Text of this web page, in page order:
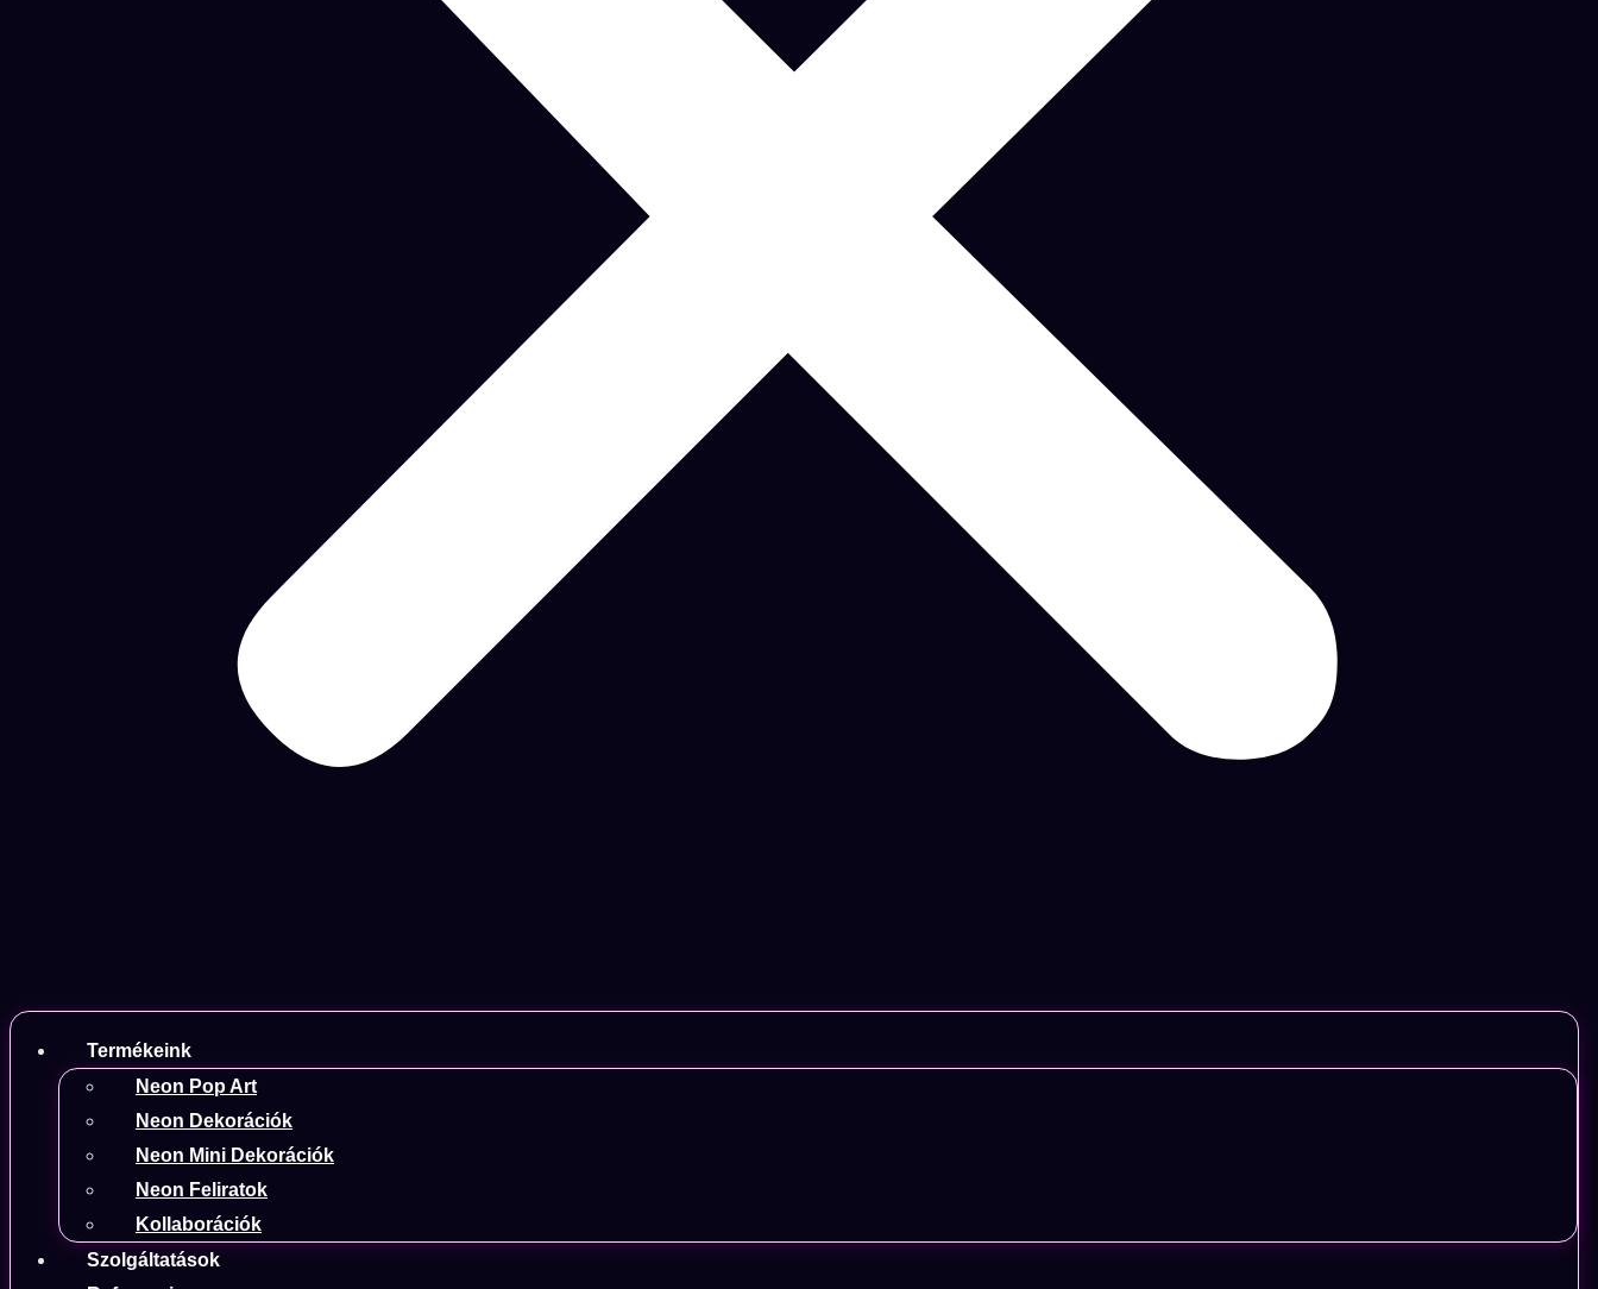
Termékeink
Neon Pop Art
Neon Dekorációk
Neon Mini Dekorációk
Neon Feliratok
Kollaborációk
Szolgáltatások